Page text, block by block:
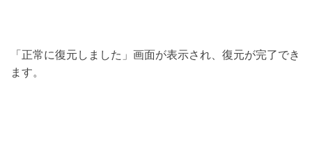
「正常に復元しました」画面が表示され、復元が完了でき
ます。